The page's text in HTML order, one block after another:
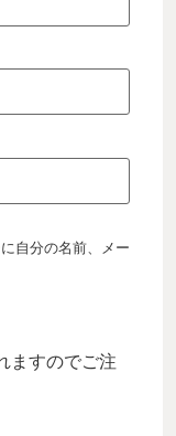
自分の名前、メー
ますのでご注